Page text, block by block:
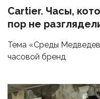
Cartier. Часы,
пор не
Тема «Среды
часовой бренд